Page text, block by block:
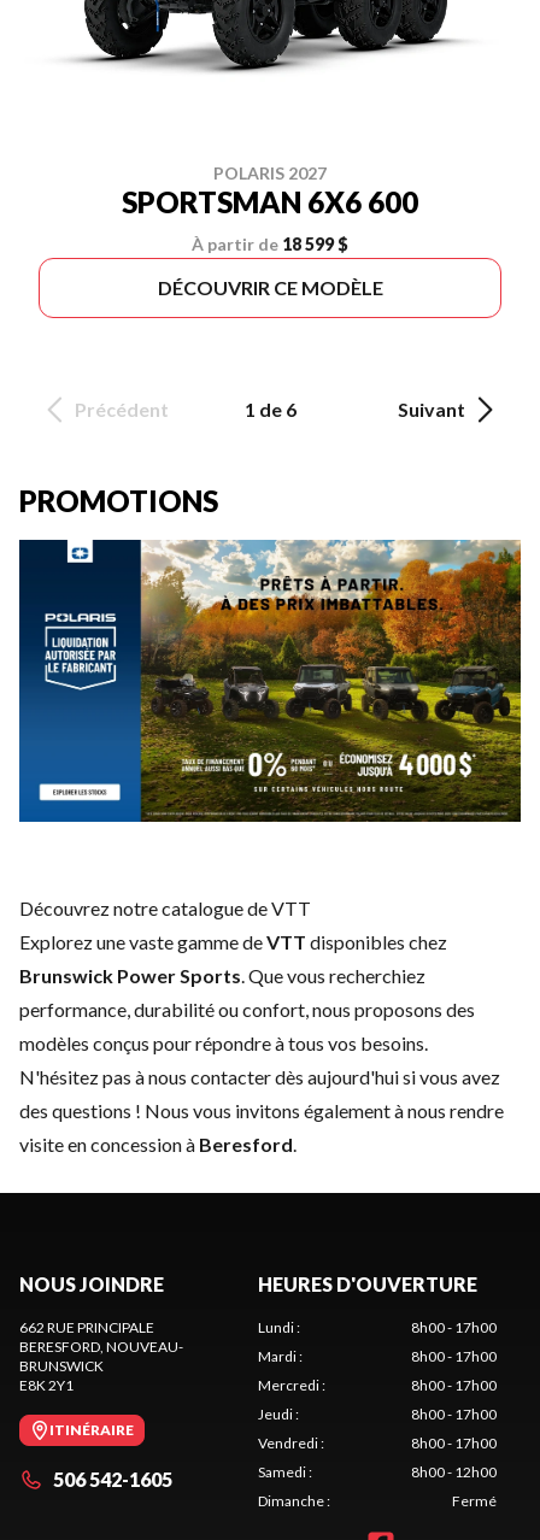
POLARIS 2027
SPORTSMAN 6X6 600
À partir de 18 599 $
DÉCOUVRIR CE MODÈLE
Précédent 1 de 6 Suivant
PROMOTIONS
Découvrez notre catalogue de VTT
Explorez une vaste gamme deVTT disponibles chez
Brunswick Power Sports. Que vous recherchiez
performance, durabilité ou confort, nous proposons des
modèles conçus pour répondre à tous vos besoins.
N'hésitez pas ànous contacterdès aujourd'hui si vous avez
des questions ! Nous vous invitons également à nous rendre
visite en concession à Beresford.
NOUS JOINDRE
662 RUE PRINCIPALE
BERESFORD, NOUVEAU-
BRUNSWICK
E8K 2Y1
ITINÉRAIRE
506 542-1605
HEURES D'OUVERTURE
Lundi:
8h00 - 17h00
Mardi:
8h00 - 17h00
Mercredi:
8h00 - 17h00
Jeudi:
8h00 - 17h00
Vendredi:
8h00 - 17h00
Samedi:
8h00 - 12h00
Dimanche: Fermé